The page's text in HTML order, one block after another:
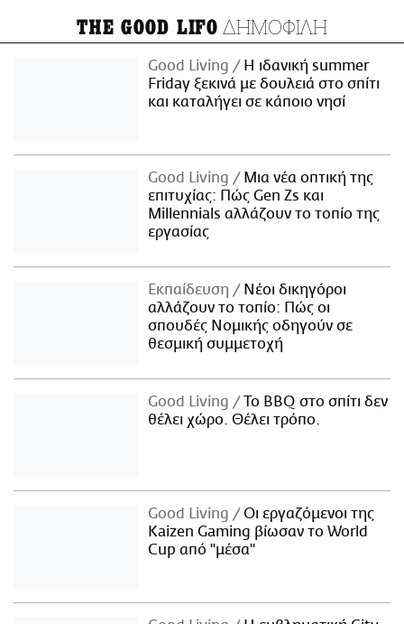
THE GOOD LIFO ΔΗΜΟΦΙΛΗ
Good Living
Η ιδανική summer
Friday ξεκινά με δουλειά στο σπίτι
και καταλήγει σε κάποιο νησί
Good Living
Μια νέα οπτική της
επιτυχίας: Πώς Gen Zs και
Millennials αλλάζουν το τοπίο της
εργασίας
Εκπαίδευση
Νέοι δικηγόροι
αλλάζουν το τοπίο: Πώς οι
σπουδές Νομικής οδηγούν σε
θεσμική συμμετοχή
Good Living
Το BBQ στο σπίτι δεν
θέλει χώρο. Θέλει τρόπο.
Good Living
Οι εργαζόμενοι της
Kaizen Gaming βίωσαν το World
Cup από "μέσα"